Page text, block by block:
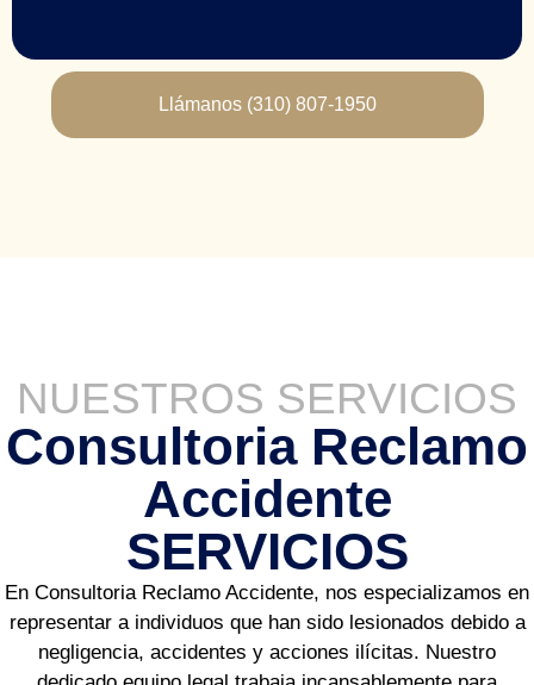
Llámanos (310) 807-1950
NUESTROS SERVICIOS
Consultoria Reclamo
Accidente
SERVICIOS
En ​​​​Consultoria Reclamo Accidente, nos especializamos en
representar a individuos que han sido lesionados debido a
negligencia, accidentes y acciones ilícitas. Nuestro